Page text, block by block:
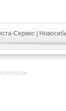
Сервис |